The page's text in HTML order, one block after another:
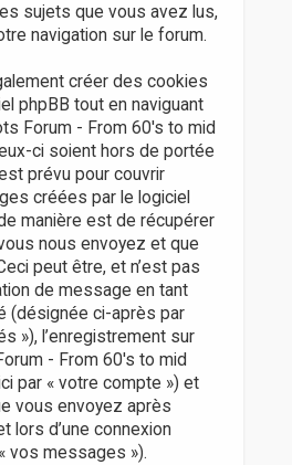
sujets que vous avez lus,
navigation sur le forum.
créer des cookies
phpBB tout en naviguant
Forum - From 60's to mid
ci soient hors de portée
prévu pour couvrir
créées par le logiciel
manière est de récupérer
nous envoyez et que
peut être, et n’est pas
de message en tant
(désignée ci-après par
»), l’enregistrement sur
- From 60's to mid
par « votre compte ») et
vous envoyez après
lors d’une connexion
vos messages »).